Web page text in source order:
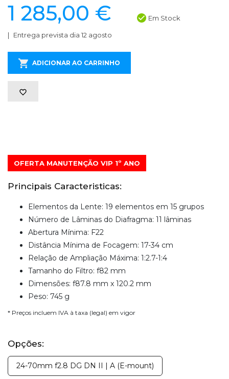
1 285,00 € Em Stock
Entrega prevista dia 12 agosto
ADICIONAR AO CARRINHO
OFERTA MANUTENÇÃO VIP 1º ANO
Principais Caracteristicas:
Elementos da Lente: 19 elementos em 15 grupos
Número de Lâminas do Diafragma: 11 lâminas
Abertura Mínima: F22
Distância Mínima de Focagem: 17-34 cm
Relação de Ampliação Máxima: 1:2.7-1:4
Tamanho do Filtro: f82 mm
Dimensões: f87.8 mm x 120.2 mm
Peso: 745 g
* Preços incluem IVA à taxa (legal) em vigor
Opções:
24-70mm f2.8 DG DN II | A (E-mount)